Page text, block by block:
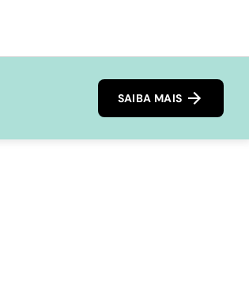
SAIBA MAIS